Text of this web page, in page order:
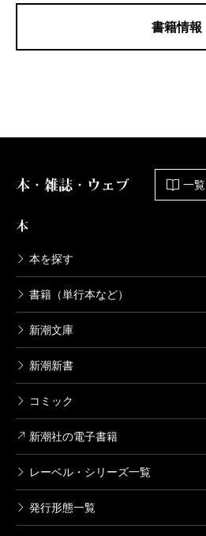
書籍情報
本・雑誌・ウェブ 一覧
本
本を探す
書籍（単行本など）
新潮文庫
新潮新書
コミック
新潮社の電子書籍
レーベル・シリーズ一覧
発行形態一覧